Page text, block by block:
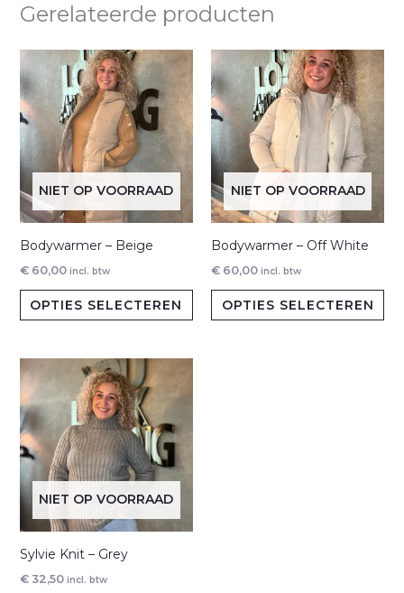
Gerelateerde producten
NIET OP VOORRAAD
Bodywarmer – Beige
€60,00 incl. btw
OPTIES SELECTEREN
Dit
product
op
NIET OP VOORRAAD
Bodywarmer – Off White
€ 60,00 incl. btw
OPTIES SELECTEREN
Dit
NIET OP VOORRAAD
Sylvie Knit – Grey
€32,50 incl. btw